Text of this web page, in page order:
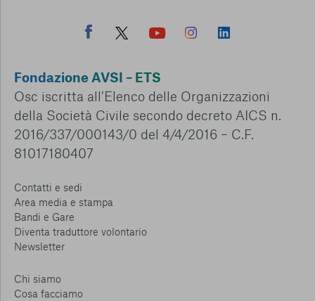
Fondazione AVSI – ETS
Osc iscritta all’Elenco delle Organizzazioni
della Società Civile secondo decreto AICS n.
2016/337/000143/0 del 4/4/2016 – C.F.
81017180407
Contatti e sedi
Area media e stampa
Bandi e Gare
Diventa traduttore volontario
Newsletter
Chi siamo
Cosa facciamo